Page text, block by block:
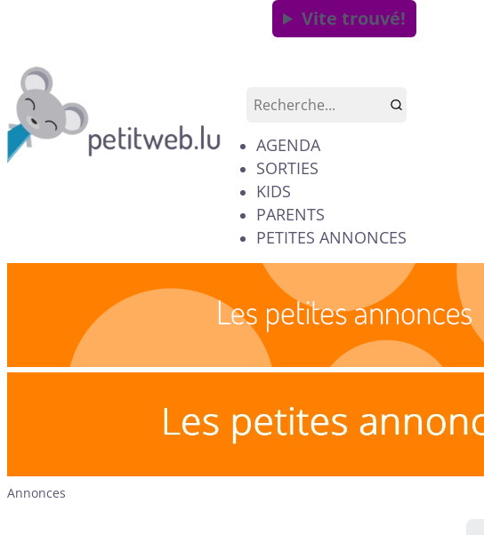
Vite trouvé!
AGENDA
SORTIES
KIDS
PARENTS
PETITES ANNONCES
Annonces